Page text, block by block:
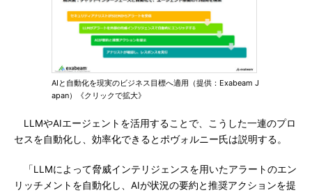
AIと自動化を現実のビジネス目標へ適用（提供：Exabeam J
apan）《クリックで拡大》
LLMやAIエージェントを活用することで、こうした一連のプロ
セスを自動化し、効率化できるとポヴォルニー氏は説明する。
「LLMによって脅威インテリジェンスを用いたアラートのエン
リッチメントを自動化し、AIが状況の要約と推奨アクションを提